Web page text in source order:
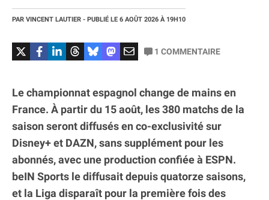
PAR VINCENT LAUTIER - PUBLIÉ LE 6 AOÛT 2026 À 19H10
1 COMMENTAIRE
Le championnat espagnol change de mains en
France. À partir du 15 août, les 380 matchs de la
saison seront diffusés en co-exclusivité sur
Disney+ et DAZN, sans supplément pour les
abonnés, avec une production confiée à ESPN.
beIN Sports le diffusait depuis quatorze saisons,
et la Liga disparaît pour la première fois des